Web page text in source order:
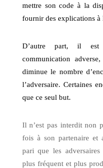
mettre son code à la
fournir des explications à
D’autre part, il
communication
diminue le nombre
l’adversaire. Certaines
que ce seul but.
Il n’est pas interdit non
fois à son partenaire et
pari que les
plus fréquent et plus